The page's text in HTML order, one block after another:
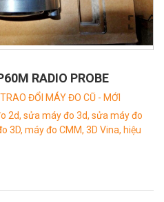
RADIO PROBE
ĐỔI MÁY ĐO CŨ - MỚI
2d, sửa máy đo 3d, sửa máy đo
3D, máy đo CMM, 3D Vina, hiệu